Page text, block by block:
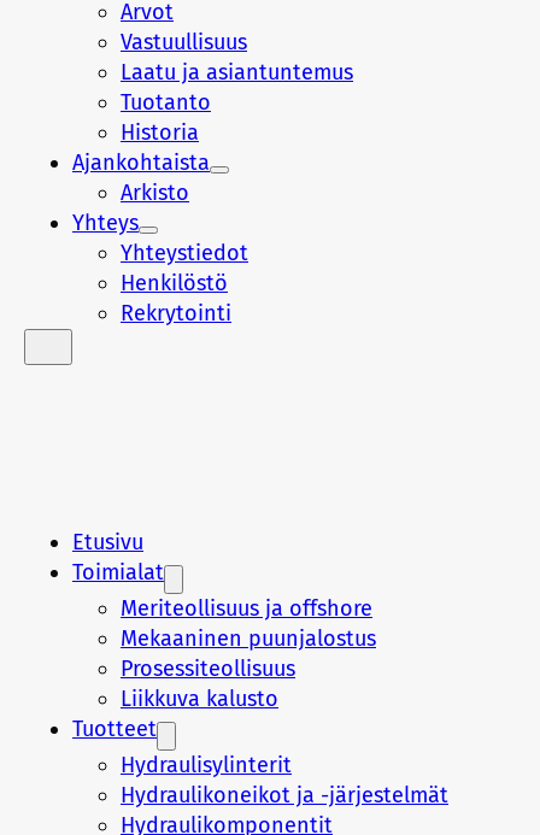
Arvot
Vastuullisuus
Laatu ja asiantuntemus
Tuotanto
Historia
Ajankohtaista
Arkisto
Yhteys
Yhteystiedot
Henkilöstö
Rekrytointi
Etusivu
Toimialat
Meriteollisuus ja offshore
Mekaaninen puunjalostus
Prosessiteollisuus
Liikkuva kalusto
Tuotteet
Hydraulisylinterit
Hydraulikoneikot ja -järjestelmät
Hydraulikomponentit